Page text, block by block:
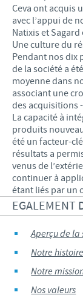
Ceva ont acquis
avec l’appui de
Natixis et Sagard
Une culture du
Pendant nos dix
de la société a
moyenne dans
associant une
des acquisitions
La capacité à
produits
été un facteur-
résultats a
venus de
continuer à
étant liés par un
EGALEMENT
Aperçu de la
Notre
Notre
Nos valeurs